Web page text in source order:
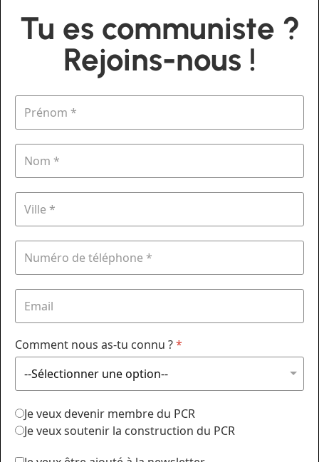
Tu es communiste ?
Rejoins-nous !
Comment nous as-tu connu ?*
Je veux devenir membre du PCR
Je veux soutenir la construction du PCR